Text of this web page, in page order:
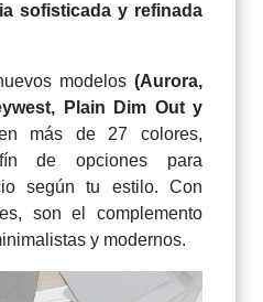
sofisticada y refinada
modelos (Aurora,
Plain Dim Out y
más de 27 colores,
de opciones para
según tu estilo. Con
son el complemento
y modernos.